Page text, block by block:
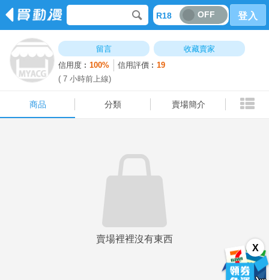
R18 OFF 登入
留言
收藏賣家
信用度︰100% 信用評價︰19
( 7 小時前上線)
商品 分類 賣場簡介
X
賣場裡裡沒有東西
商品 分類 賣場簡介